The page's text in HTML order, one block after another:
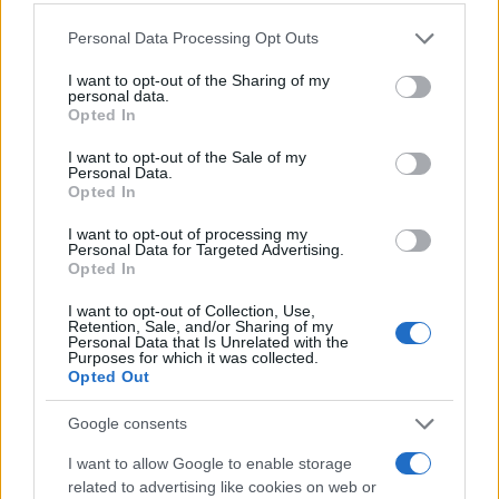
Please note that this website/app uses one or more Google
not limited to your visit or usage behaviour. You may click to
grant or deny consent to Google and its third-party tags to
use your data for below specified purposes in below Google
consent section.
Personal Data Processing Opt Outs
I want to opt-out of the Sharing of my
personal data.
Opted In
I want to opt-out of the Sale of my
Personal Data.
Opted In
I want to opt-out of processing my
Personal Data for Targeted Advertising.
Opted In
I want to opt-out of Collection, Use,
Retention, Sale, and/or Sharing of my
Personal Data that Is Unrelated with the
Purposes for which it was collected.
Opted Out
Google consents
I want to allow Google to enable storage
related to advertising like cookies on web or
Antincendio
Valige pronto soccorso
Calzature
Abbigliamento
Guanti
Sicurezza, Protezione
Prodotti chimici
Adblue
Bombolette spray
Detergente mani
Grasso